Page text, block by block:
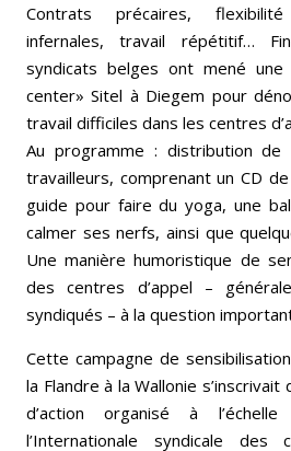
Contrats précaires,
infernales, travail répétitif…
syndicats belges ont mené
center» Sitel à Diegem pour
travail difficiles dans les centres
Au programme : distribution de
travailleurs, comprenant un CD
guide pour faire du yoga, une
calmer ses nerfs, ainsi que
Une manière humoristique de
des centres d’appel –
syndiqués – à la question
Cette campagne de
la Flandre à la Wallonie s’inscrivait
d’action organisé à
l’Internationale syndicale des